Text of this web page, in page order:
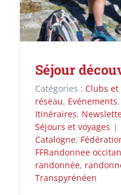
Séjour
Catégories : Clubs
réseau, Evénements,
Itinéraires,
Séjours et voyages |
Catalogne,
FFRandonnee
randonnée,
Transpyrénéen